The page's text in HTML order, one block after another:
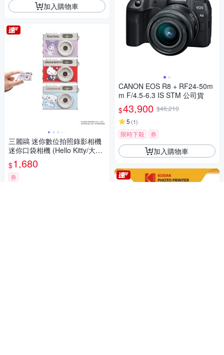
加入購物車
三麗鷗 迷你數位拍照錄影相機
迷你口袋相機 (Hello Kitty/大耳
狗/酷洛米)
$1,680
券
CANON EOS R8 + RF24-50m
m F/4.5-6.3 IS STM 公司貨
$43,900 $46,210
5 (1)
限時下殺 券
加入購物車